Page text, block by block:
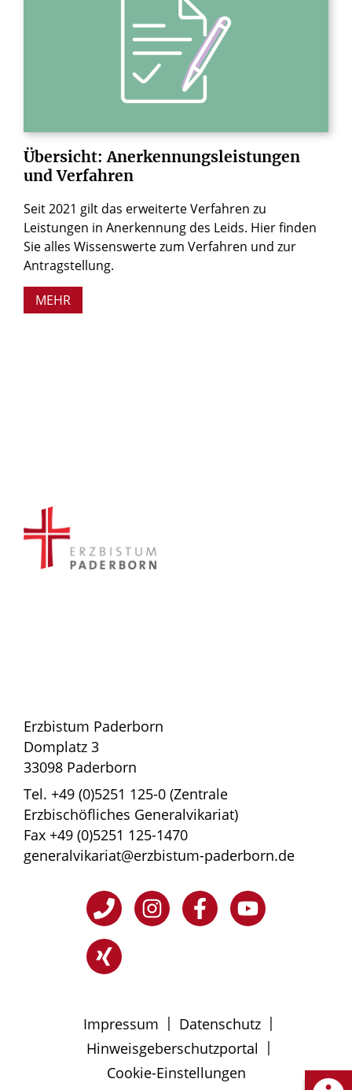
Übersicht: Anerkennungsleistungen
undVerfahren
Seit 2021 gilt das erweiterte Verfahren zu
Leistungen in Anerkennung des Leids. Hier finden
Sie alles Wissenswerte zum Verfahren und zur
Antragstellung.
MEHR
Erzbistum Paderborn
Domplatz 3
33098 Paderborn
Tel. +49 (0)5251 125-0 (Zentrale
Erzbischöfliches Generalvikariat)
Fax +49 (0)5251 125-1470
generalvikariat@erzbistum-paderborn.de
Impressum | Datenschutz |
Hinweisgeberschutzportal |
Cookie-Einstellungen